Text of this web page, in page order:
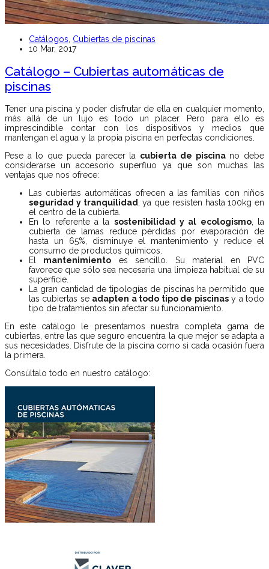
Catálogos Cubiertas de piscinas
10 Mar, 2017
Catálogo – Cubiertas automáticas de
piscinas
Tener una piscina y poder disfrutar de ella en cualquier momento,
más allá de un lujo es todo un placer. Pero para ello es
imprescindible contar con los dispositivos y medios que
mantengan el agua y la propia piscina en perfectas condiciones.
Pese a lo que pueda parecer la cubierta de piscinano debe
considerarse un accesorio superfluo ya que son muchas las
ventajas que nos ofrece:
Las cubiertas automáticas ofrecen a las familias con niños
seguridad y tranquilidad, ya que resisten hasta 100kg en
el centro de la cubierta.
En lo referente a la sostenibilidad y al ecologismo, la
cubierta de lamas reduce pérdidas por evaporación de
hasta un 65%, disminuye el mantenimiento y reduce el
consumo de productos químicos.
El mantenimiento es sencillo. Su material en PVC
favorece que sólo sea necesaria una limpieza habitual de su
superficie.
La gran cantidad de tipologías de piscinas ha permitido que
las cubiertas se adapten a todo tipo de piscinasy a todo
tipo de tratamientos sin afectar su funcionamiento.
En este catálogo le presentamos nuestra completa gama de
cubiertas, entre las que seguro encuentra la que mejor se adapta a
sus necesidades. Disfrute de la piscina como si cada ocasión fuera
la primera.
Consúltalo todo en nuestro catálogo: